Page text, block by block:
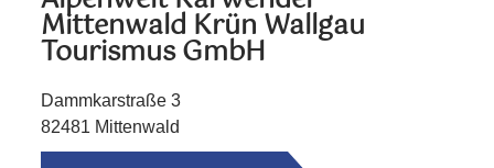
Mittenwald Krün Wallgau
Tourismus GmbH
Dammkarstraße 3
82481 Mittenwald